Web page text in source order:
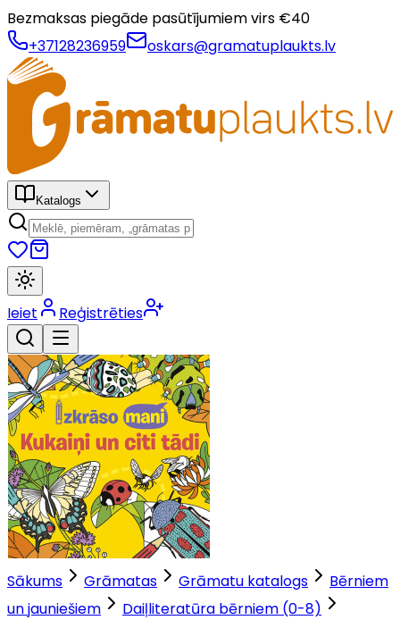
Bezmaksas piegāde pasūtījumiem virs €40
+37128236959
oskars@gramatuplaukts.lv
Katalogs
Ieiet Reģistrēties
Sākums Grāmatas Grāmatu katalogs
Bērniem
un jauniešiem
Daiļliteratūra bērniem (0-8)